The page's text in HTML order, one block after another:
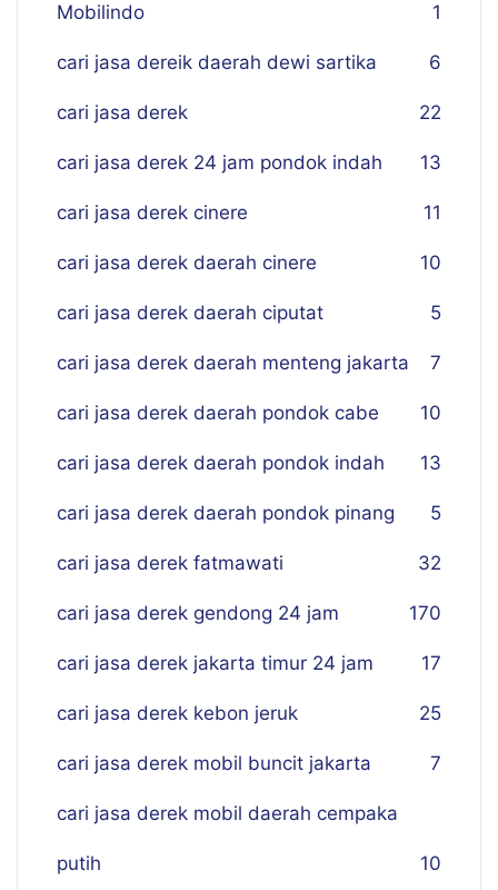
Mobilindo 1
cari jasa dereik daerah dewi sartika 6
cari jasa derek 22
cari jasa derek 24 jam pondok indah 13
cari jasa derek cinere 11
cari jasa derek daerah cinere 10
cari jasa derek daerah ciputat 5
cari jasa derek daerah menteng jakarta 7
cari jasa derek daerah pondok cabe 10
cari jasa derek daerah pondok indah 13
cari jasa derek daerah pondok pinang 5
cari jasa derek fatmawati 32
cari jasa derek gendong 24 jam 170
cari jasa derek jakarta timur 24 jam 17
cari jasa derek kebon jeruk 25
cari jasa derek mobil buncit jakarta 7
cari jasa derek mobil daerah cempaka
putih 10